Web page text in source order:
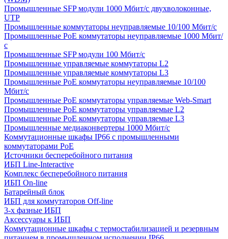
Промышленные SFP модули 1000 Мбит/c двухволоконные,
UTP
Промышленные коммутаторы неуправляемые 10/100 Мбит/с
Промышленные PoE коммутаторы неуправляемые 1000 Мбит/
с
Промышленные SFP модули 100 Мбит/c
Промышленные управляемые коммутаторы L2
Промышленные управляемые коммутаторы L3
Промышленные PoE коммутаторы неуправляемые 10/100
Мбит/с
Промышленные PoE коммутаторы управляемые Web-Smart
Промышленные PoE коммутаторы управляемые L2
Промышленные PoE коммутаторы управляемые L3
Промышленные медиаконвертеры 1000 Мбит/с
Коммутационные шкафы IP66 c промышленными
коммутаторами PoE
Источники бесперебойного питания
ИБП Line-Interactive
Комплекс бесперебойного питания
ИБП On-line
Батарейный блок
ИБП для коммутаторов Off-line
3-х фазные ИБП
Аксессуары к ИБП
Коммутационные шкафы с термостабилизацией и резервным